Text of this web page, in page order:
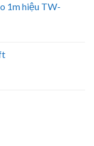
1m hiệu TW-